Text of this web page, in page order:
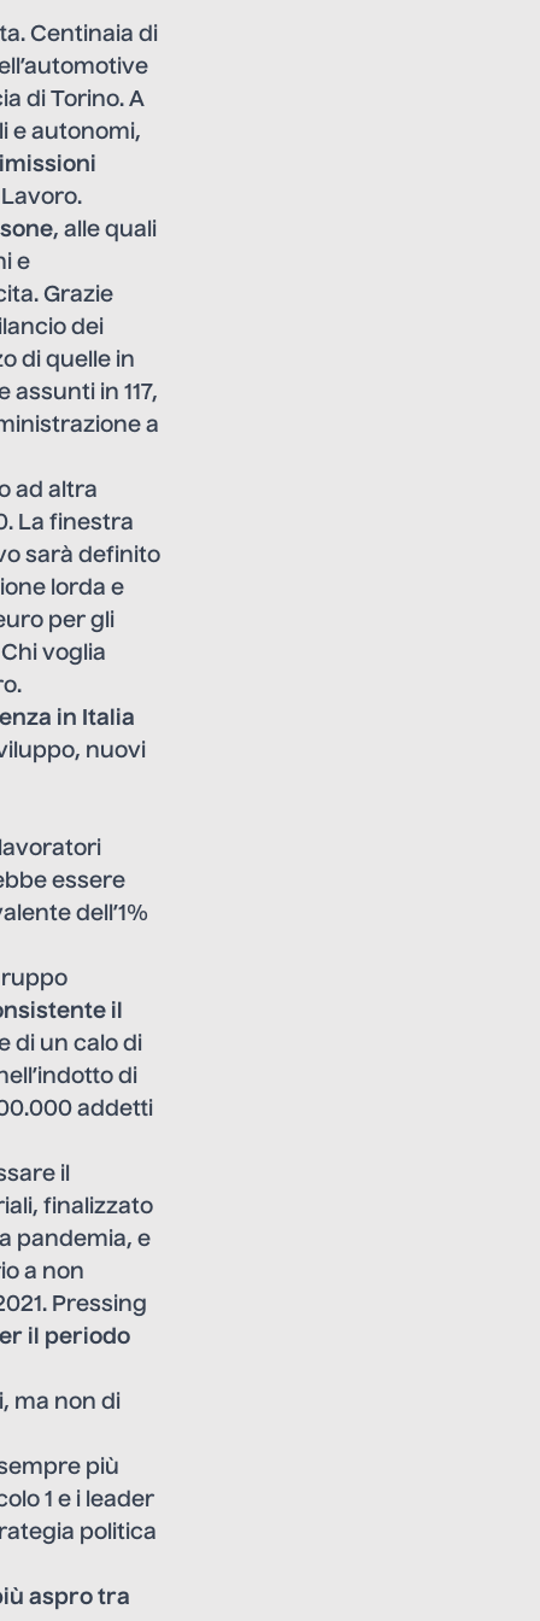
Centinaia di
di Torino. A
e autonomi,
, alle quali
e
Grazie
dei
di quelle in
in 117,
a
ad altra
La finestra
sarà definito
lorda e
per gli
voglia
in Italia
nuovi
essere
dell’1%
il
di un calo di
di
addetti
il
finalizzato
pandemia, e
a non
Pressing
il periodo
ma non di
più
1 e i leader
politica
aspro tra